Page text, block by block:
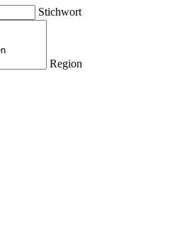
Stichwort
Region